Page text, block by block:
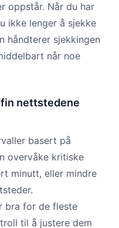
oppstår. Når du har
ikke lenger å sjekke
håndterer sjekkingen
når noe
nettstedene
basert på
overvåke kritiske
minutt, eller mindre
bra for de fleste
til å justere dem